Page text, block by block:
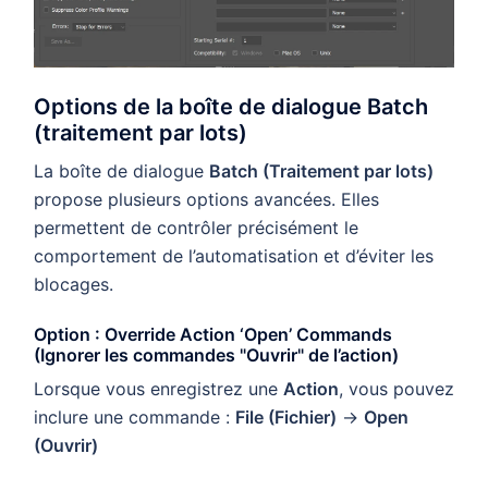
Options de la boîte de dialogue Batch
(traitement par lots)
La boîte de dialogue Batch (Traitement par lots)
propose plusieurs options avancées. Elles
permettent de contrôler précisément le
comportement de l’automatisation et d’éviter les
blocages.
Option : Override Action ‘Open’ Commands
(Ignorer les commandes "Ouvrir" de l’action)
Lorsque vous enregistrez une Action, vous pouvez
inclure une commande : File (Fichier) → Open
(Ouvrir)